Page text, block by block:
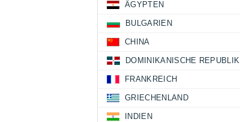
ÄGYPTEN
BULGARIEN
CHINA
DOMINIKANISCHE REPUBLIK
FRANKREICH
GRIECHENLAND
INDIEN